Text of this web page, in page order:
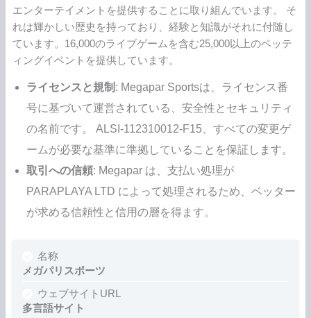
エンターテイメントを提供することに取り組んでいます。 そ
れは輝かしい歴史を持っており、経験と知識がそれに付随し
ています。16,000のライブゲームを含む25,000以上のベッテ
ィングイベントを提供しています。
ライセンスと規制 : Megapar Sportsは、ライセンス番
号に基づいて運営されている、安全性とセキュリティ
の名前です。 ALSI-112310012-F15、すべての変更ゲ
ームが必要な基準に準拠していることを保証します。
取引への信頼: Megapar は、支払い処理が
PARAPLAYA LTD によって処理されるため、ベッター
が求める信頼性と信用の層を得ます。
名称
メガパリスポーツ
ウェブサイトURL
多言語サイト